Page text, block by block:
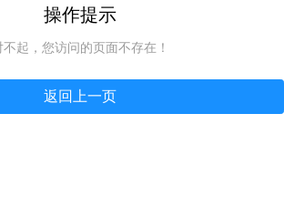
操作提示
不起，您访问的页面不存在！
返回上一页